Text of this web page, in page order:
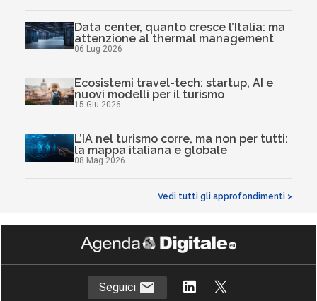
Data center, quanto cresce l’Italia: ma
attenzione al thermal management
06 Lug 2026
Ecosistemi travel-tech: startup, AI e
nuovi modelli per il turismo
15 Giu 2026
L’IA nel turismo corre, ma non per tutti:
la mappa italiana e globale
08 Mag 2026
Vedi tutti gli approfondimenti >
Seguici